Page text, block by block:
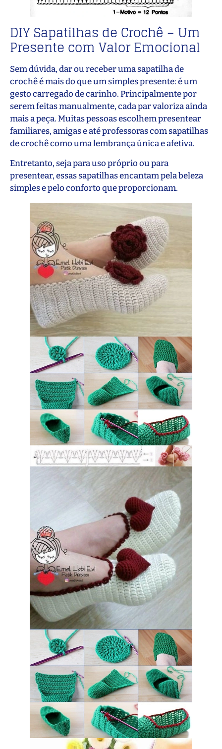
DIY Sapatilhas de Crochê – Um
Presente com Valor Emocional
Sem dúvida, dar ou receber uma sapatilha de
crochê é mais do que um simples presente: é um
gesto carregado de carinho. Principalmente por
serem feitas manualmente, cada par valoriza ainda
mais a peça. Muitas pessoas escolhem presentear
familiares, amigas e até professoras com sapatilhas
de crochê como uma lembrança única e afetiva.
Entretanto, seja para uso próprio ou para
presentear, essas sapatilhas encantam pela beleza
simples e pelo conforto que proporcionam.